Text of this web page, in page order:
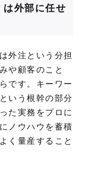
外部に任せ
外注という分担
や顧客のこと
です。キーワー
いう根幹の部分
た実務をプロに
ノウハウを蓄積
く量産すること